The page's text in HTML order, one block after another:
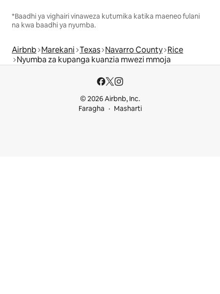
*Baadhi ya vighairi vinaweza kutumika katika maeneo fulani
na kwa baadhi ya nyumba.
Airbnb Marekani Texas Navarro County Rice
Nyumba za kupanga kuanzia mwezi mmoja
© 2026 Airbnb, Inc.
Faragha
Masharti